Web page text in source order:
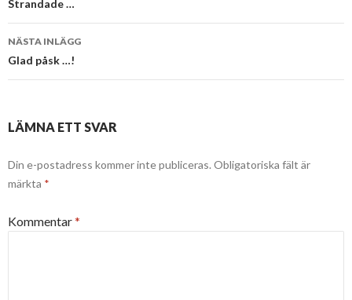
Strandade …
NÄSTA INLÄGG
Glad påsk …!
LÄMNA ETT SVAR
Din e-postadress kommer inte publiceras. Obligatoriska fält är
märkta *
Kommentar*